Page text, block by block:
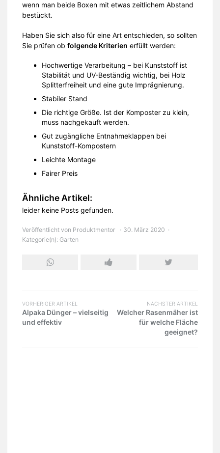
wenn man beide Boxen mit etwas zeitlichem Abstand
bestückt.
Haben Sie sich also für eine Art entschieden, so sollten
Sie prüfen ob folgende Kriterien erfüllt werden:
Hochwertige Verarbeitung – bei Kunststoff ist
Stabilität und UV-Beständig wichtig, bei Holz
Splitterfreiheit und eine gute Imprägnierung.
Stabiler Stand
Die richtige Größe. Ist der Komposter zu klein,
muss nachgekauft werden.
Gut zugängliche Entnahmeklappen bei
Kunststoff-Kompostern
Leichte Montage
Fairer Preis
Ähnliche Artikel:
leider keine Posts gefunden.
Veröffentlicht von Produktmentor
30. März 2020
Kategorie(n): Garten
VORHERIGER ARTIKEL
Alpaka Dünger – vielseitig
und effektiv
NÄCHSTER ARTIKEL
Welcher Rasenmäher ist
für welche Fläche
geeignet?